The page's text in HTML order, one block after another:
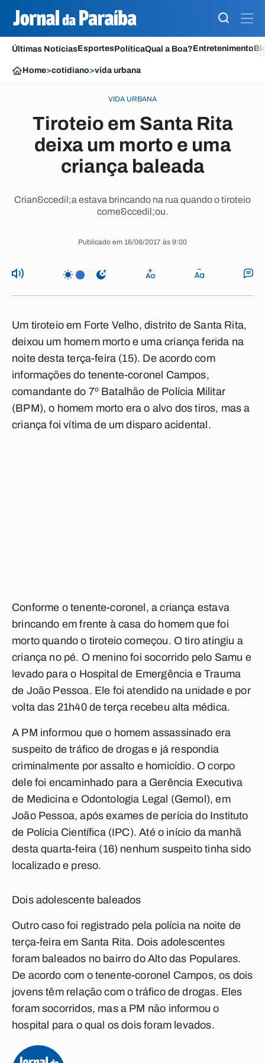
Últimas NotíciasEsportesPolíticaQual a Boa?Entretenimento
Home>cotidiano>vida urbana
VIDA URBANA
Tiroteio em Santa Rita
deixa um morto e uma
criança baleada
Crian&ccedil;a estava brincando na rua quando o tiroteio
come&ccedil;ou.
Publicado em 16/08/2017 às 9:00
Um tiroteio em Forte Velho, distrito de Santa Rita,
deixou um homem morto e uma criança ferida na
noite desta terça-feira (15). De acordo com
informações do tenente-coronel Campos,
comandante do 7º Batalhão de Polícia Militar
(BPM), o homem morto era o alvo dos tiros, mas a
criança foi vítima de um disparo acidental.
Conforme o tenente-coronel, a criança estava
brincando em frente à casa do homem que foi
morto quando o tiroteio começou. O tiro atingiu a
criança no pé. O menino foi socorrido pelo Samu e
levado para o Hospital de Emergência e Trauma
de João Pessoa. Ele foi atendido na unidade e por
volta das 21h40 de terça recebeu alta médica.
A PM informou que o homem assassinado era
suspeito de tráfico de drogas e já respondia
criminalmente por assalto e homicídio. O corpo
dele foi encaminhado para a Gerência Executiva
de Medicina e Odontologia Legal (Gemol), em
João Pessoa, após exames de perícia do Instituto
de Polícia Científica (IPC). Até o início da manhã
desta quarta-feira (16) nenhum suspeito tinha sido
localizado e preso.
Dois adolescente baleados
Outro caso foi registrado pela polícia na noite de
terça-feira em Santa Rita. Dois adolescentes
foram baleados no bairro do Alto das Populares.
De acordo com o tenente-coronel Campos, os dois
jovens têm relação com o tráfico de drogas. Eles
foram socorridos, mas a PM não informou o
hospital para o qual os dois foram levados.